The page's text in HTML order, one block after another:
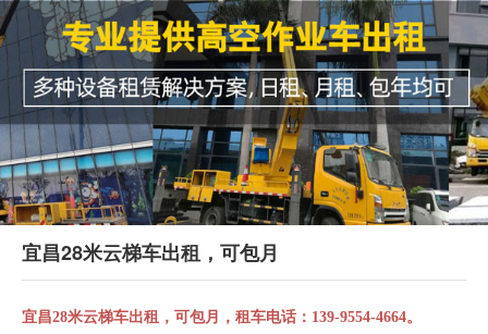
宜昌28米云梯车出租，可包月
宜昌28米云梯车出租，可包月，租车电话：139-9554-4664。